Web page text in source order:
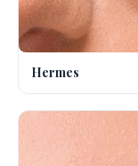
Hermes